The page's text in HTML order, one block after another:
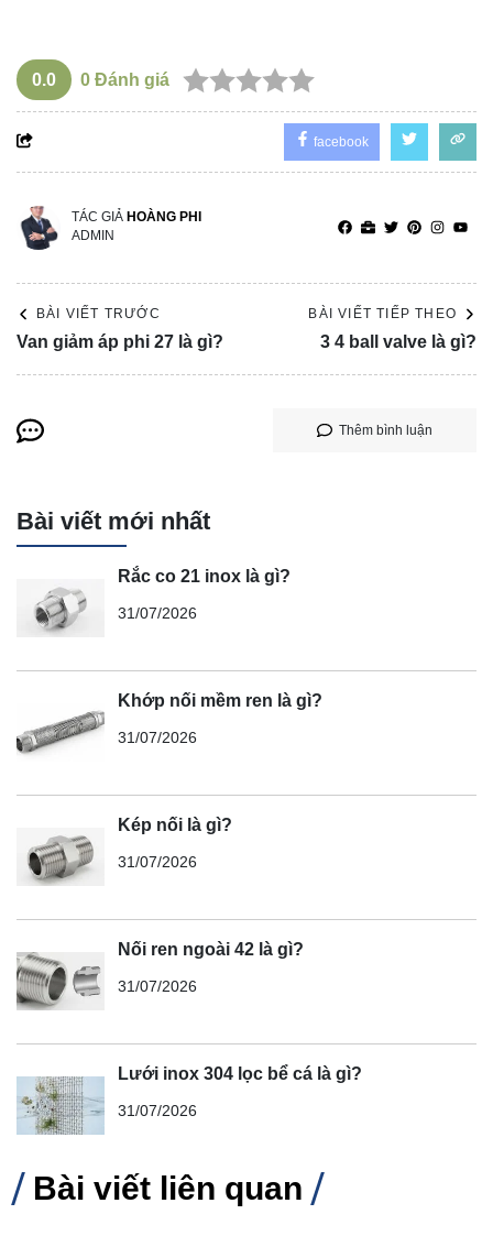
0.0 0 Đánh giá
facebook
TÁC GIẢ HOÀNG PHI
ADMIN
BÀI VIẾT TRƯỚC
Van giảm áp phi 27 là gì?
BÀI VIẾT TIẾP THEO
3 4 ball valve là gì?
Thêm bình luận
Bài viết mới nhất
Rắc co 21 inox là gì?
31/07/2026
Khớp nối mềm ren là gì?
31/07/2026
Kép nối là gì?
31/07/2026
Nối ren ngoài 42 là gì?
31/07/2026
Lưới inox 304 lọc bể cá là gì?
31/07/2026
Bài viết liên quan